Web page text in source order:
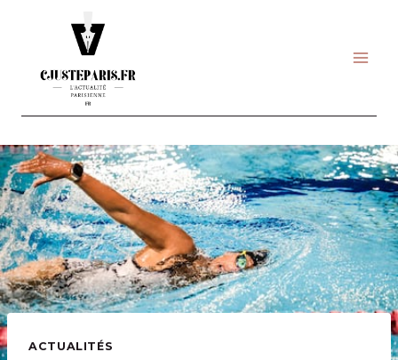
ACTUALITÉS